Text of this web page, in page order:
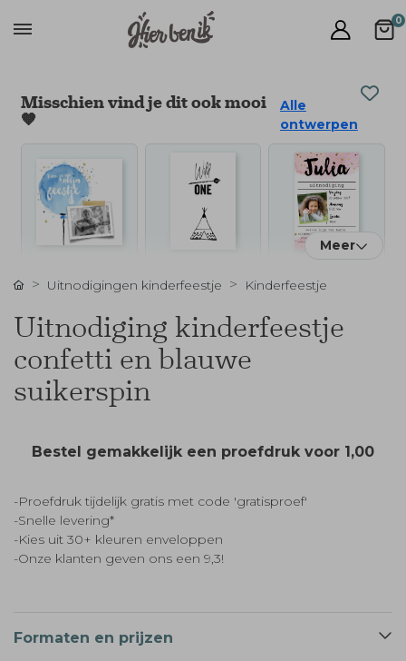
0
Misschien vind je dit ook mooi
🧡
Alle
ontwerpen
Meer
Uitnodigingen kinderfeestje Kinderfeestje
Uitnodiging kinderfeestje
confetti en blauwe
suikerspin
Bestel gemakkelijk een proefdruk voor 1,00
-Proefdruk tijdelijk gratis met code 'gratisproef'
-Snelle levering*
-Kies uit 30+ kleuren enveloppen
-Onze klanten geven ons een 9,3!
Formaten en prijzen